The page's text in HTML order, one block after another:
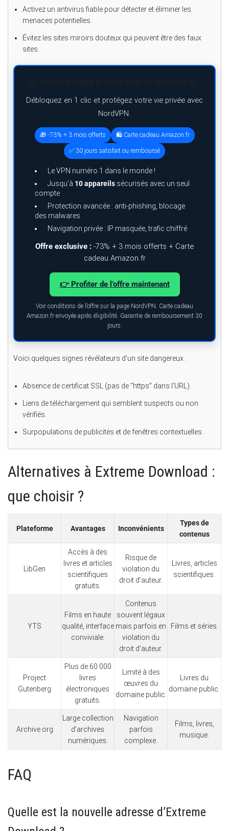
Activez un antivirus fiable pour détecter et éliminer les
menaces potentielles.
Évitez les sites miroirs douteux qui peuvent être des faux
sites.
Débloquez en 1 clic et protégez votre vie privée avec
NordVPN.
🎁 -73% + 3 mois offerts 🛍️ Carte cadeau Amazon.fr
✅ 30 jours satisfait ou remboursé
Le VPN numéro 1 dans le monde !
Jusqu’à 10 appareils sécurisés avec un seul
compte
Protection avancée : anti-phishing, blocage
des malwares
Navigation privée : IP masquée, trafic chiffré
Offre exclusive : -73% + 3 mois offerts + Carte
cadeau Amazon.fr
👉 Profiter de l’offre maintenant
Voir conditions de l’offre sur la page NordVPN. Carte cadeau
Amazon.fr envoyée après éligibilité. Garantie de remboursement 30
jours.
Voici quelques signes révélateurs d’un site dangereux :
Absence de certificat SSL (pas de “https” dans l’URL).
Liens de téléchargement qui semblent suspects ou non
vérifiés.
Surpopulations de publicités et de fenêtres contextuelles.
Alternatives à Extreme Download :
que choisir ?
Plateforme Avantages Inconvénients
Types de
contenus
LibGen
Accès à des
livres et articles
scientifiques
gratuits.
Risque de
violation du
droit d’auteur.
Livres, articles
scientifiques.
YTS
Films en haute
qualité, interface
conviviale.
Contenus
souvent légaux
mais parfois en
violation du
droit d’auteur.
Films et séries.
Project
Gutenberg
Plus de 60 000
livres
électroniques
gratuits.
Limité à des
œuvres du
domaine public.
Livres du
domaine public.
Archive.org
Large collection
d’archives
numériques.
Navigation
parfois
complexe.
Films, livres,
musique.
FAQ
Quelle est la nouvelle adresse d’Extreme